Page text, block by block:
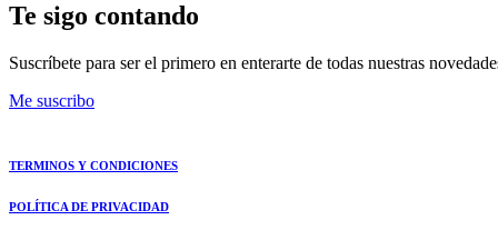
Te sigo contando
Suscríbete para ser el primero en enterarte de todas nuestras
Me suscribo
TERMINOS Y CONDICIONES
POLÍTICA DE PRIVACIDAD